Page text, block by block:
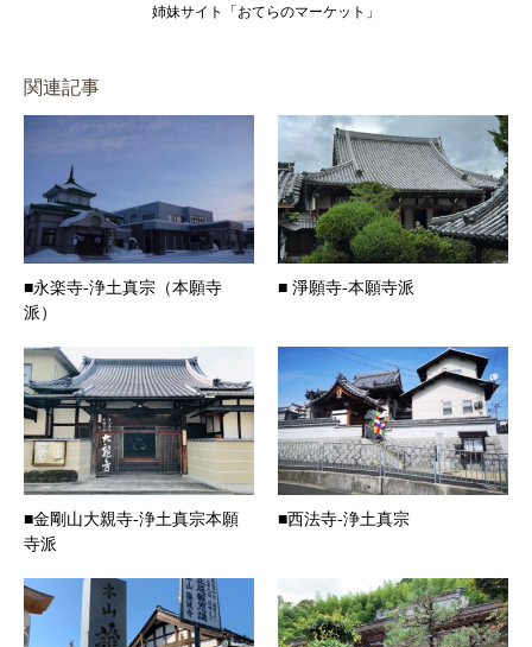
姉妹サイト「おてらのマーケット」
関連記事
■永楽寺-浄土真宗（本願寺
派）
■ 淨願寺-本願寺派
■金剛山大親寺-浄土真宗本願
寺派
■西法寺-浄土真宗